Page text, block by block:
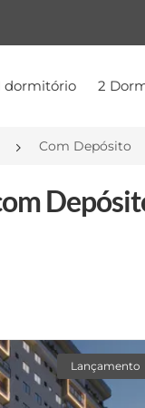
dormitório 2
Com Depósito
Lançamento